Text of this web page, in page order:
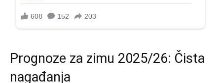
Prognoze za zimu 2025/26: Čista
nagađanja